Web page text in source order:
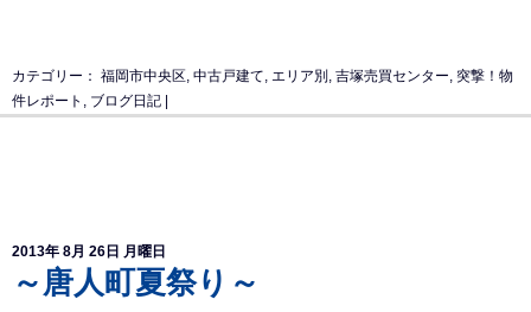
カテゴリー： 福岡市中央区, 中古戸建て, エリア別 , 吉塚売買センター, 突撃！物
件レポート , ブログ日記
2013年 8月 26日 月曜日
～唐人町夏祭り～